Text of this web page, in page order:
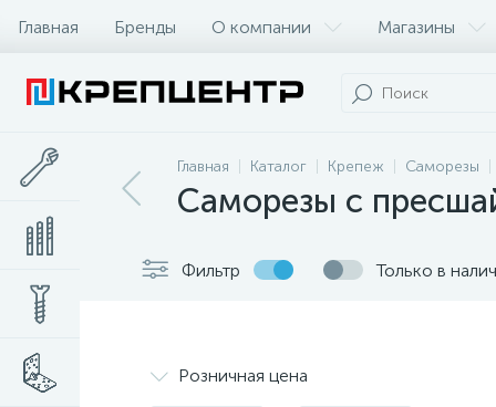
Главная Бренды О компании Магазины
Главная Каталог Крепеж Саморезы
Саморезы с
Фильтр Только в
Розничная цена